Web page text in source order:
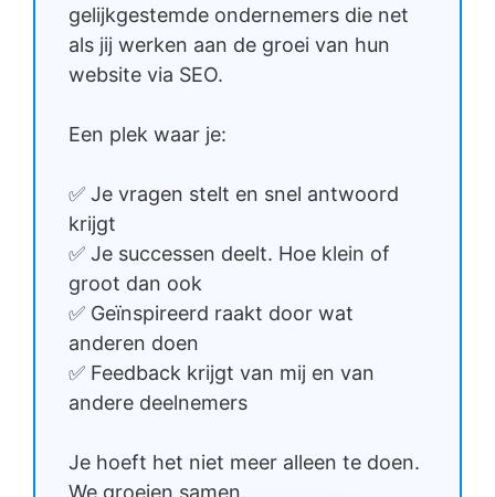
gelijkgestemde ondernemers die net
als jij werken aan de groei van hun
website via SEO.
Een plek waar je:
✅ Je vragen stelt en snel antwoord
krijgt
✅ Je successen deelt. Hoe klein of
groot dan ook
✅ Geïnspireerd raakt door wat
anderen doen
✅ Feedback krijgt van mij en van
andere deelnemers
Je hoeft het niet meer alleen te doen.
We groeien samen.